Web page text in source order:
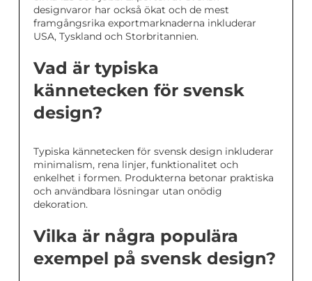
designvaror har också ökat och de mest
framgångsrika exportmarknaderna inkluderar
USA, Tyskland och Storbritannien.
Vad är typiska
kännetecken för svensk
design?
Typiska kännetecken för svensk design inkluderar
minimalism, rena linjer, funktionalitet och
enkelhet i formen. Produkterna betonar praktiska
och användbara lösningar utan onödig
dekoration.
Vilka är några populära
exempel på svensk design?